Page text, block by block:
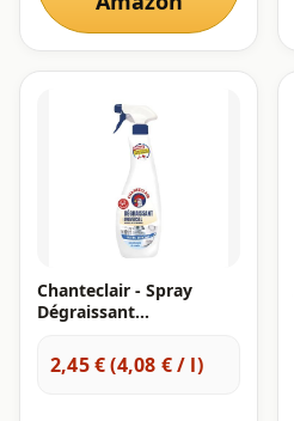
Chanteclair - Spray
Dégraissant
Tout, Efficaces Partout,
Fonctionne Tête en Bas -
2,45 € (4,08 € / l)